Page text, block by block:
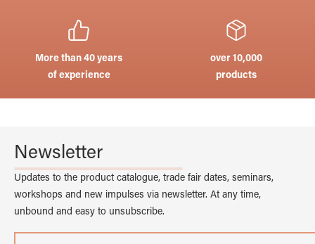
More than 40 years
of experience
over 10,000
products
Newsletter
Updates to the product catalogue, trade fair dates, seminars,
workshops and new impulses via newsletter. At any time,
unbound and easy to unsubscribe.